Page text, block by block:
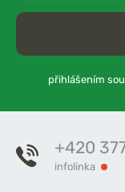
přihlášením
+420
infolinka